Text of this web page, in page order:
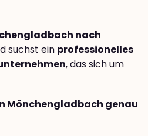
nach
suchst ein professionelles
, das sich um
Mönchengladbach genau